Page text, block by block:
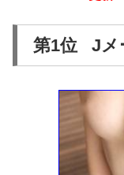
第1位 Jメ